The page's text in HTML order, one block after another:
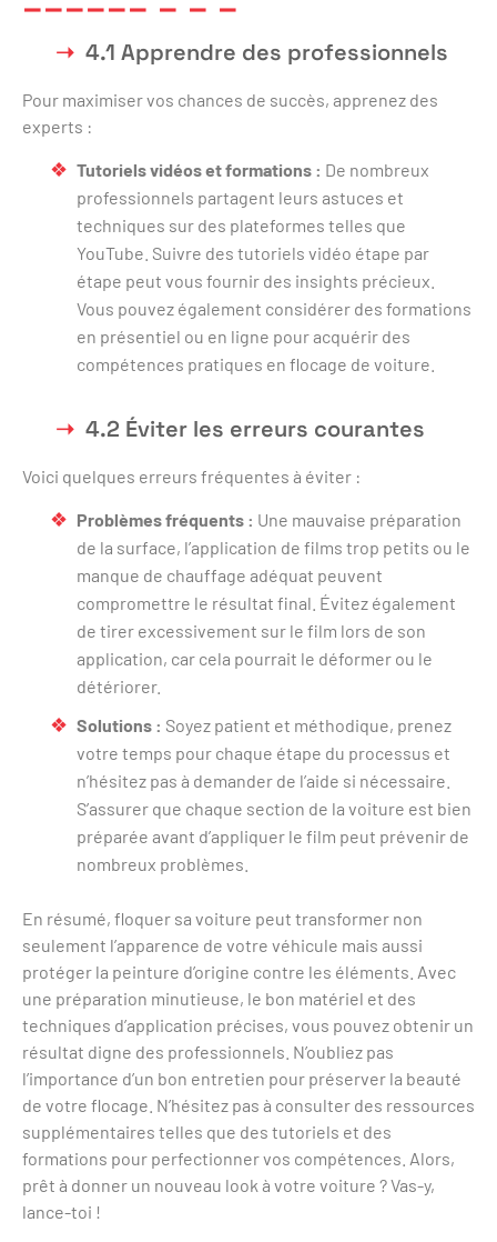
4.1 Apprendre des professionnels
Pour maximiser vos chances de succès, apprenez des
experts :
Tutoriels vidéos et formations : De nombreux
professionnels partagent leurs astuces et
techniques sur des plateformes telles que
YouTube. Suivre des tutoriels vidéo étape par
étape peut vous fournir des insights précieux.
Vous pouvez également considérer des formations
en présentiel ou en ligne pour acquérir des
compétences pratiques en flocage de voiture.
4.2 Éviter les erreurs courantes
Voici quelques erreurs fréquentes à éviter :
Problèmes fréquents : Une mauvaise préparation
de la surface, l’application de films trop petits ou le
manque de chauffage adéquat peuvent
compromettre le résultat final. Évitez également
de tirer excessivement sur le film lors de son
application, car cela pourrait le déformer ou le
détériorer.
Solutions : Soyez patient et méthodique, prenez
votre temps pour chaque étape du processus et
n’hésitez pas à demander de l’aide si nécessaire.
S’assurer que chaque section de la voiture est bien
préparée avant d’appliquer le film peut prévenir de
nombreux problèmes.
En résumé, floquer sa voiture peut transformer non
seulement l’apparence de votre véhicule mais aussi
protéger la peinture d’origine contre les éléments. Avec
une préparation minutieuse, le bon matériel et des
techniques d’application précises, vous pouvez obtenir un
résultat digne des professionnels. N’oubliez pas
l’importance d’un bon entretien pour préserver la beauté
de votre flocage. N’hésitez pas à consulter des ressources
supplémentaires telles que des tutoriels et des
formations pour perfectionner vos compétences. Alors,
prêt à donner un nouveau look à votre voiture ? Vas-y,
lance-toi !